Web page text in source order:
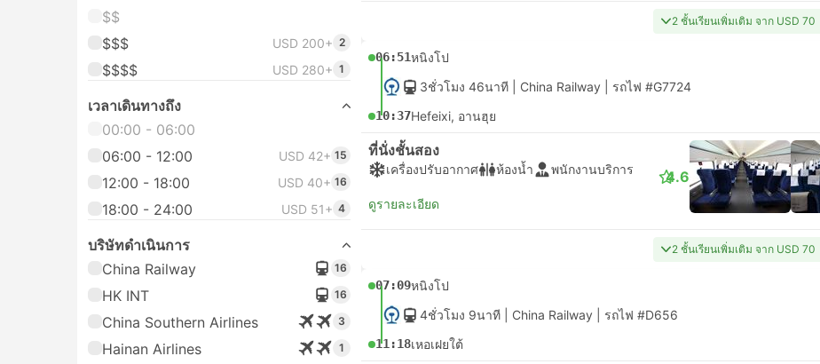
$$
$$$
USD 200+ 2
$$$$ USD 280+ 1
เวลาเดินทางถึง
00:00 - 06:00
06:00 - 12:00
USD 42+ 15
12:00 - 18:00 USD 40+ 16
18:00 - 24:00 USD 51+ 4
บริษัทดำเนินการ
China Railway
16
HK INT 16
China Southern Airlines 3
Hainan Airlines 1
2 ชั้นเรียนเพิ่มเติม จาก USD 70
06:51หนิงโป
3ชั่วโมง 46นาที | China Railway รถไฟ #G7724
10:37Hefeixi, อานฮุย
ที่นั่งชั้นสอง
เครื่องปรับอากาศ ห้องน้ำ พนักงานบริการ
ดูรายละเอียด
4.6
2 ชั้นเรียนเพิ่มเติม จาก USD 70
07:09หนิงโป
4ชั่วโมง 9นาที | China Railway รถไฟ #D656
11:18เหอเฝยใต้